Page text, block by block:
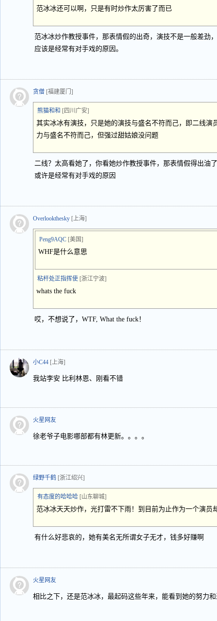
范冰冰还可以啊，只是有时炒作太厉害了而已
范冰冰炒作教授事件，那表情假的出奇，演技不是一般差劲
应该是经常有对手戏的原因。
贪僧 [福建厦门]
熊猫和和 [四川广安]
其实冰冰有演技，只是她的演技与盛名不符而己，即二线演
力与盛名不符而己，但强过甜姑娘没问题
二线？太高看她了，你看她炒作教授事件，那表情假得出油
或许是经常有对手戏的原因
Overlookthesky [上海]
Peng9AQC [美国]
WHF是什么意思
粘杆处正指挥使 [浙江宁波]
whats the fuck
哎，不想说了，WTF, What the fuck！
小C44 [上海]
我站李安 比利林恩、刚看不错
火星网友
徐老爷子电影哪部都有林更新。。。。
绿野千鹤 [浙江绍兴]
有态度的哈哈哈 [山东聊城]
范冰冰天天炒作，光打雷不下雨！到目前为止作为一个演员
有什么好悲哀的，她有美名无所谓女子无才，钱多好赚啊
火星网友
相比之下，还是范冰冰，最起码这些年来，能看到她的努力